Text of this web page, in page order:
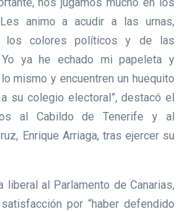
animo a acudir a las urnas,
los colores políticos y de las
ya he echado mi papeleta y
mismo y encuentren un huequito
su colegio electoral”, destacó el
al Cabildo de Tenerife y al
Enrique Arriaga, tras ejercer su
liberal al Parlamento de Canarias,
por “haber defendido